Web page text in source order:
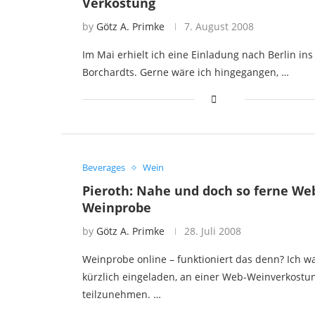
by Götz A. Primke 7. August 2008
Im Mai erhielt ich eine Einladung nach Berlin ins
Borchardts. Gerne wäre ich hingegangen, …
Beverages Wein
Pieroth: Nahe und doch so ferne
Weinprobe
by Götz A. Primke 28. Juli 2008
Weinprobe online – funktioniert das denn? Ich
kürzlich eingeladen, an einer Web-
teilzunehmen. …